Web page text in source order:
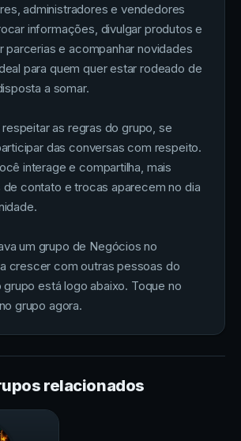
administradores e vendedores
informações, divulgar produtos e
parcerias e acompanhar novidades
para quem quer estar rodeado de
a somar.
as regras do grupo, se
das conversas com respeito.
interage e compartilha, mais
contato e trocas aparecem no dia
um grupo de Negócios no
crescer com outras pessoas do
grupo está logo abaixo. Toque no
grupo agora.
relacionados